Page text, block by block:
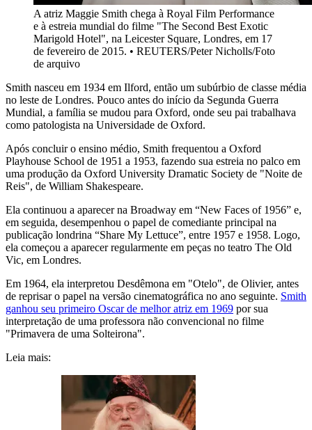
A atriz Maggie Smith chega à Royal Film Performance
e à estreia mundial do filme "The Second Best Exotic
Marigold Hotel", na Leicester Square, Londres, em 17
de fevereiro de 2015. • REUTERS/Peter Nicholls/Foto
de arquivo
Smith nasceu em 1934 em Ilford, então um subúrbio de classe média
no leste de Londres. Pouco antes do início da Segunda Guerra
Mundial, a família se mudou para Oxford, onde seu pai trabalhava
como patologista na Universidade de Oxford.
Após concluir o ensino médio, Smith frequentou a Oxford
Playhouse School de 1951 a 1953, fazendo sua estreia no palco em
uma produção da Oxford University Dramatic Society de "Noite de
Reis", de William Shakespeare.
Ela continuou a aparecer na Broadway em “New Faces of 1956” e,
em seguida, desempenhou o papel de comediante principal na
publicação londrina “Share My Lettuce”, entre 1957 e 1958. Logo,
ela começou a aparecer regularmente em peças no teatro The Old
Vic, em Londres.
Em 1964, ela interpretou Desdêmona em "Otelo", de Olivier, antes
de reprisar o papel na versão cinematográfica no ano seguinte. Smith
ganhou seu primeiro Oscar de melhor atriz em 1969 por sua
interpretação de uma professora não convencional no filme
"Primavera de uma Solteirona".
Leia mais: